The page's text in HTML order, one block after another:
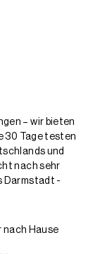
– wir bieten
30 Tage testen
und
nach sehr
Darmstadt -
nach Hause